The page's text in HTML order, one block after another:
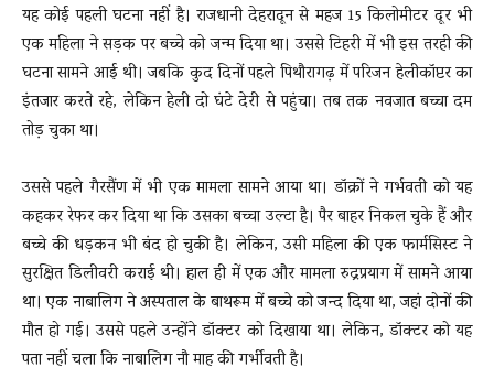
यह कोई पहली घटना नहीं है। राजधानी देहरादून से महज 15 किलोमीटर दूर भी
एक महिला ने सड़क पर बच्चे को जन्म दिया था। उससे टिहरी में भी इस तरही की
घटना सामने आई थी। जबकि कुद दिनों पहले पिथौरागढ़ में परिजन हेलीकॉप्टर का
इंतजार करते रहे, लेकिन हेली दो घंटे देरी से पहुंचा। तब तक नवजात बच्चा दम
तोड़ चुका था।
उससे पहले गैरसैंण में भी एक मामला सामने आया था। डॉक्रों ने गर्भवती को यह
कहकर रेफर कर दिया था कि उसका बच्चा उल्टा है। पैर बाहर निकल चुके हैं और
बच्चे की धड़कन भी बंद हो चुकी है। लेकिन, उसी महिला की एक फार्मसिस्ट ने
सुरक्षित डिलीवरी कराई थी। हाल ही में एक और मामला रुद्रप्रयाग में सामने आया
था। एक नाबालिग ने अस्पताल के बाथरूम में बच्चे को जन्द दिया था, जहां दोनों की
मौत हो गई। उससे पहले उन्होंने डॉक्टर को दिखाया था। लेकिन, डॉक्टर को यह
पता नहीं चला कि नाबालिग नौ माह की गर्भीवती है।